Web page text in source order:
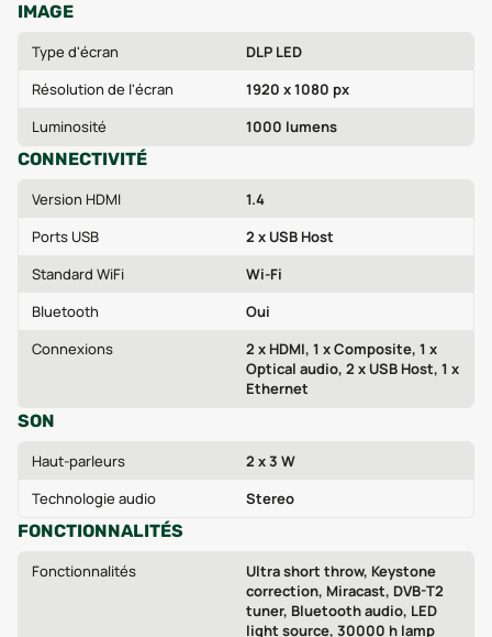
IMAGE
Type d'écran
DLP LED
Résolution de l'écran
1920 x 1080 px
Luminosité
1000 lumens
CONNECTIVITÉ
Version HDMI
1.4
Ports USB
2 x USB Host
Standard WiFi
Wi‑Fi
Bluetooth
Oui
Connexions
2 x HDMI, 1 x Composite, 1 x
Optical audio, 2 x USB Host, 1 x
Ethernet
SON
Haut-parleurs
2 x 3 W
Technologie audio
Stereo
FONCTIONNALITÉS
Fonctionnalités
Ultra short throw, Keystone
correction, Miracast, DVB-T2
tuner, Bluetooth audio, LED
light source, 30000 h lamp